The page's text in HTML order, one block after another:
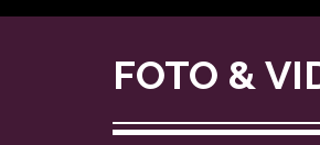
FOTO &